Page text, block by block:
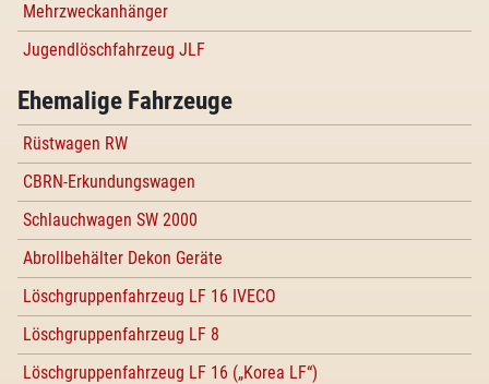
Mehrzweckanhänger
Jugendlöschfahrzeug JLF
Ehemalige Fahrzeuge
Rüstwagen RW
CBRN-Erkundungswagen
Schlauchwagen SW 2000
Abrollbehälter Dekon Geräte
Löschgruppenfahrzeug LF 16 IVECO
Löschgruppenfahrzeug LF 8
Löschgruppenfahrzeug LF 16 („Korea LF“)